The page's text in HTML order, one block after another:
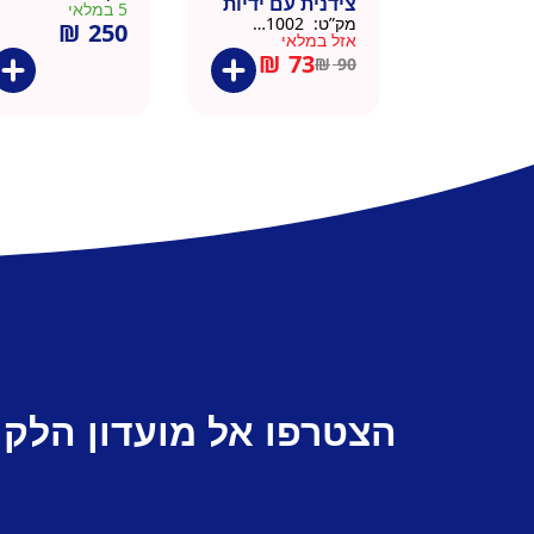
צידנית עם ידיות
– 50 יח 26/26
שחור
מק”ט:
אזל במלאי
₪90
₪ 73
5 במלאי
₪ 250
הצטרפו אל מועדון